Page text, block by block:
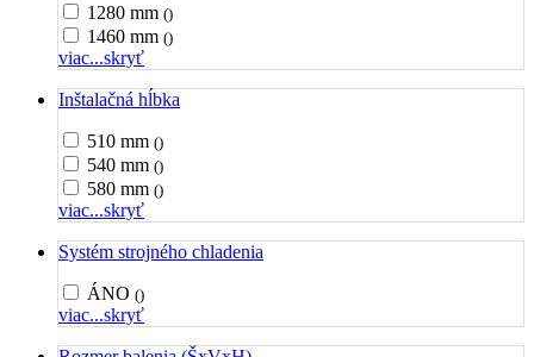
1280 mm ()
1460 mm ()
viac...skryť
Inštalačná hĺbka
510 mm ()
540 mm ()
580 mm ()
viac...skryť
Systém strojného chladenia
ÁNO ()
viac...skryť